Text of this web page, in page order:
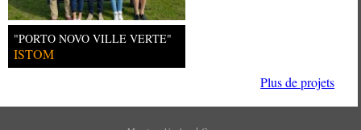
"PORTO NOVO VILLE VERTE"
ISTOM
Plus de projets